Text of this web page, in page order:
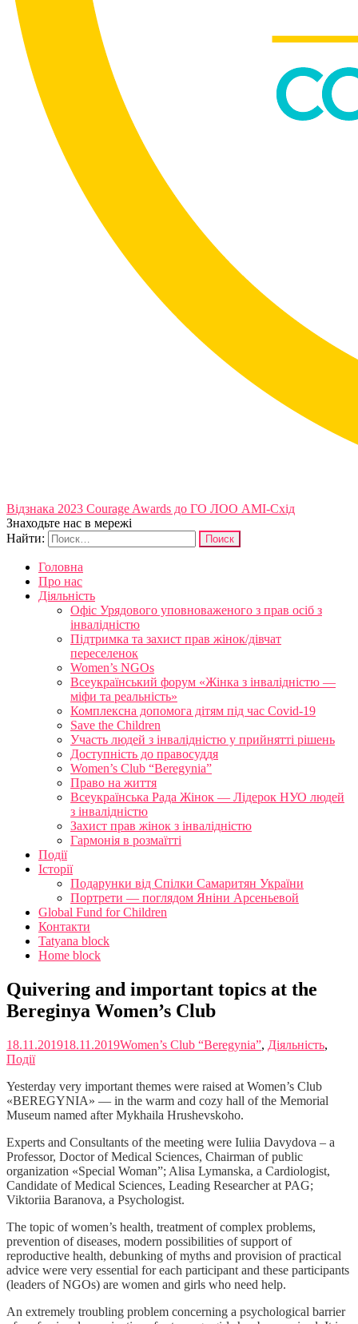
Відзнака 2023 Courage Awards до ГО ЛОО АМІ-Схід
Знаходьте нас в мережі
Найти:
Головна
Про нас
Діяльність
Офіс Урядового уповноваженого з прав осіб з
інвалідністю
Підтримка та захист прав жінок/дівчат
переселенок
Women’s NGOs
Всеукраїнський форум «Жінка з інвалідністю —
міфи та реальність»
Комплексна допомога дітям під час Covid-19
Save the Children
Участь людей з інвалідністю у прийнятті рішень
Доступність до правосуддя
Women’s Club “Beregynia”
Право на життя
Всеукраїнська Рада Жінок — Лідерок НУО людей
з інвалідністю
Захист прав жінок з інвалідністю
Гармонія в розмаїтті
Події
Історії
Подарунки від Спілки Самаритян України
Портрети — поглядом Яніни Арсеньевой
Global Fund for Children
Контакти
Tatyana block
Home block
Quivering and important topics at the
Bereginya Women’s Club
18.11.201918.11.2019Women’s Club “Beregynia”, Діяльність,
Події
Yesterday very important themes were raised at Women’s Club
«BEREGYNIA» — in the warm and cozy hall of the Memorial
Museum named after Mykhaila Hrushevskoho.
Experts and Consultants of the meeting were Iuliia Davydova – a
Professor, Doctor of Medical Sciences, Chairman of public
organization «Special Woman”; Alisa Lymanska, a Cardiologist,
Candidate of Medical Sciences, Leading Researcher at PAG;
Viktoriia Baranova, a Psychologist.
The topic of women’s health, treatment of complex problems,
prevention of diseases, modern possibilities of support of
reproductive health, debunking of myths and provision of practical
advice were very essential for each participant and these participants
(leaders of NGOs) are women and girls who need help.
An extremely troubling problem concerning a psychological barrier